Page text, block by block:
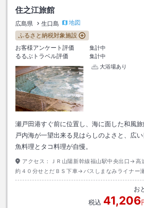
住之江旅館
広島県 生口島
地図
ふるさと納税対象施設
お客様アンケート評価
集計中
るるぶトラベル評価
集計中
大浴場あり
瀬戸田港すぐ前に位置し、海に面した和風
戸内海が一望出来る見はらしのよさと、広
魚料理とタコ料理が自慢。
アクセス：
ＪＲ山陽新幹線福山駅中央出口→高
約４０分せとだＢＳ下車→バスしまなみライナー
戸田港下車→徒歩約３分
お
税込 41,206